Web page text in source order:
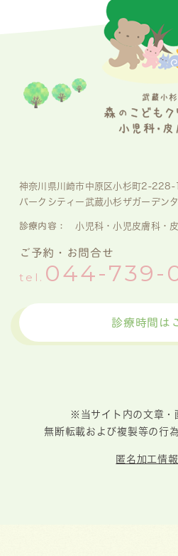
神奈川県川崎市中原区小杉町2-228-
パークシティー武蔵小杉ザガーデン
診療内容： 小児科・小児皮膚科・
ご予約・お問合せ
tel. 044-739-
診療時間は
※当サイト内の文章・
無断転載および複製等の行
匿名加工情